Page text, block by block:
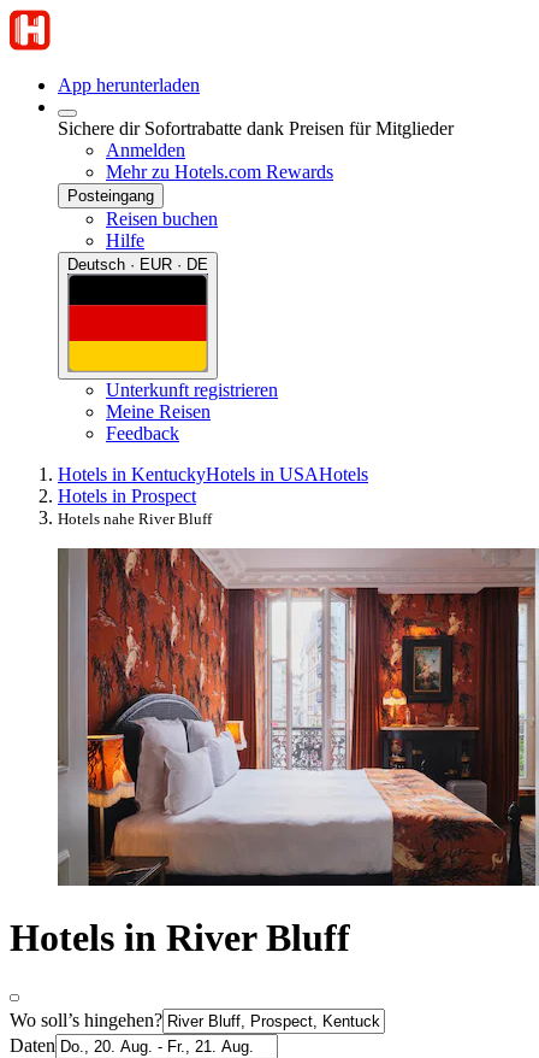
App herunterladen
Sichere dir Sofortrabatte dank Preisen für Mitglieder
Anmelden
Mehr zu Hotels.com Rewards
Posteingang
Reisen buchen
Hilfe
Deutsch · EUR · DE
Unterkunft registrieren
Meine Reisen
Feedback
Hotels in KentuckyHotels in USAHotels
Hotels in Prospect
Hotels nahe River Bluff
Hotels in River Bluff
Wo soll’s hingehen?
Daten